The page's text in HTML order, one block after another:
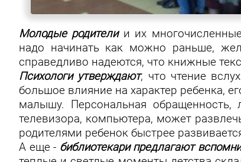
Молодые родителии их многочисленные
надо начинать как можно раньше,
справедливо надеются, что книжные
Психологи утверждают, что чтение
большое влияние на характер ребенка,
малышу. Персональная обращенность,
телевизора, компьютера, может
родителями ребенок быстрее
А еще - библиотекари предлагают